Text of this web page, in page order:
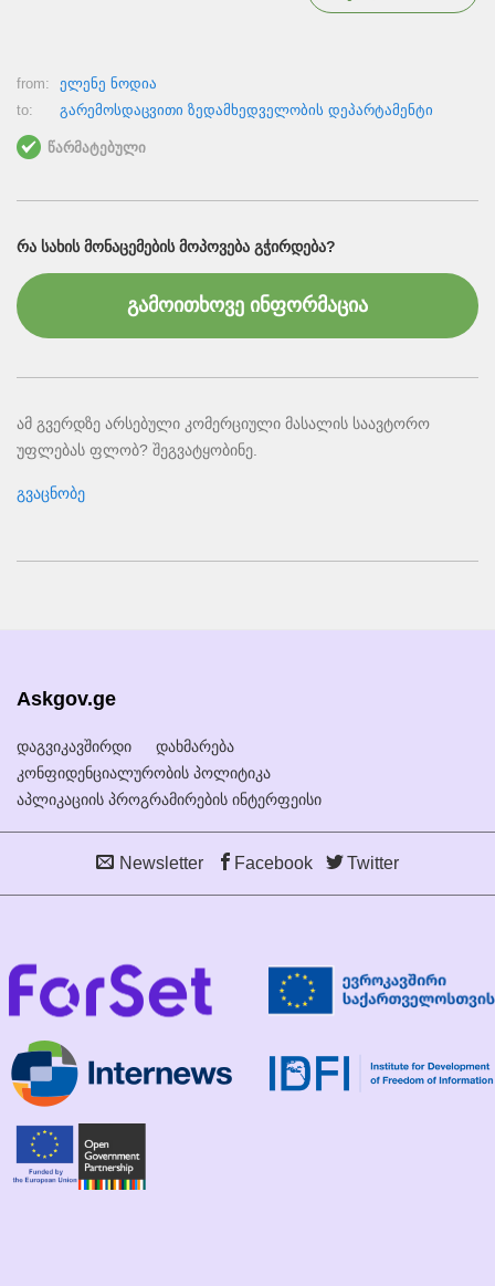
from:
ელენე ნოდია
to:
გარემოსდაცვითი ზედამხედველობის დეპარტამენტი
წარმატებული
ᲠᲐ ᲡᲐᲮᲘᲡ ᲛᲝᲜᲐᲪᲔᲛᲔᲑᲘᲡ ᲛᲝᲞᲝᲕᲔᲑᲐ ᲒᲭᲘᲠᲓᲔᲑᲐ?
გამოითხოვე ინფორმაცია
ამ გვერდზე არსებული კომერციული მასალის საავტორო
უფლებას ფლობ? შეგვატყობინე.
გვაცნობე
Askgov.ge
დაგვიკავშირდი
დახმარება
კონფიდენციალურობის პოლიტიკა
აპლიკაციის პროგრამირების ინტერფეისი
Newsletter Facebook Twitter